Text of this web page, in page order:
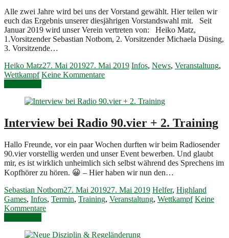
Alle zwei Jahre wird bei uns der Vorstand gewählt. Hier teilen wir
euch das Ergebnis unserer diesjährigen Vorstandswahl mit. Seit
Januar 2019 wird unser Verein vertreten von: Heiko Matz,
1.Vorsitzender Sebastian Notbom, 2. Vorsitzender Michaela Düsing,
3. Vorsitzende…
Heiko Matz27. Mai 201927. Mai 2019 Infos, News, Veranstaltung,
Wettkampf Keine Kommentare
Interview bei Radio 90.vier + 2. Training
Hallo Freunde, vor ein paar Wochen durften wir beim Radiosender
90.vier vorstellig werden und unser Event bewerben. Und glaubt
mir, es ist wirklich unheimlich sich selbst während des Sprechens im
Kopfhörer zu hören. 😀 – Hier haben wir nun den…
Sebastian Notbom27. Mai 201927. Mai 2019 Helfer, Highland
Games, Infos, Termin, Training, Veranstaltung, Wettkampf Keine
Kommentare